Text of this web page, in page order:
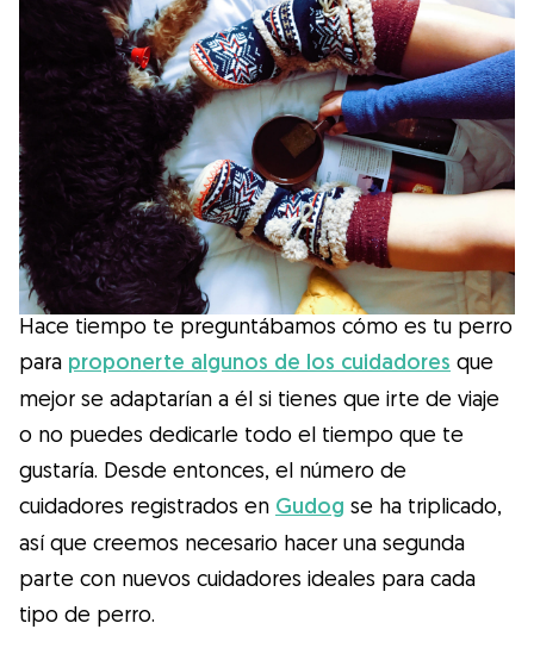
Salud
Accesorios
Educación Canina
Más contenido
Razas
Buscar cuidadores
¿Qué es Gudog?
Gudog es la forma más fácil de encontrar y
reservar con el cuidador de perros
perfecto. ¡Miles de cuidadores están
Hace tiempo te preguntábamos cómo es tu perro
para proponerte algunos de los cuidadores que
mejor se adaptarían a él si tienes que irte de viaje
o no puedes dedicarle todo el tiempo que te
gustaría. Desde entonces, el número de
cuidadores registrados en Gudog se ha triplicado,
así que creemos necesario hacer una segunda
parte con nuevos cuidadores ideales para cada
tipo de perro.